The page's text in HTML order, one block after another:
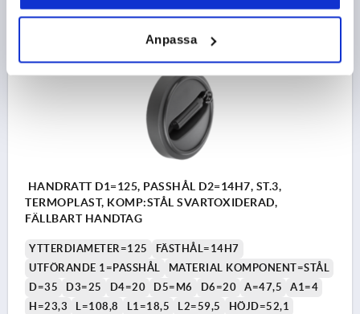
Anpassa
HANDRATT D1=125, PASSHÅL D2=14H7, ST.3,
TERMOPLAST, KOMP:STÅL SVARTOXIDERAD,
FÄLLBART HANDTAG
YTTERDIAMETER=125
FÄSTHÅL=14H7
UTFÖRANDE 1=PASSHÅL
MATERIAL KOMPONENT=STÅL
D=35
D3=25 D4=20 D5=M6 D6=20 A=47,5
A1=4
H=23,3
L=108,8 L1=18,5 L2=59,5 HÖJD=52,1